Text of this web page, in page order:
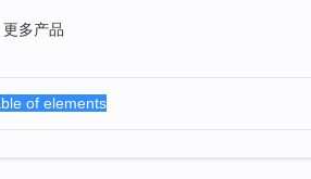
更多产品